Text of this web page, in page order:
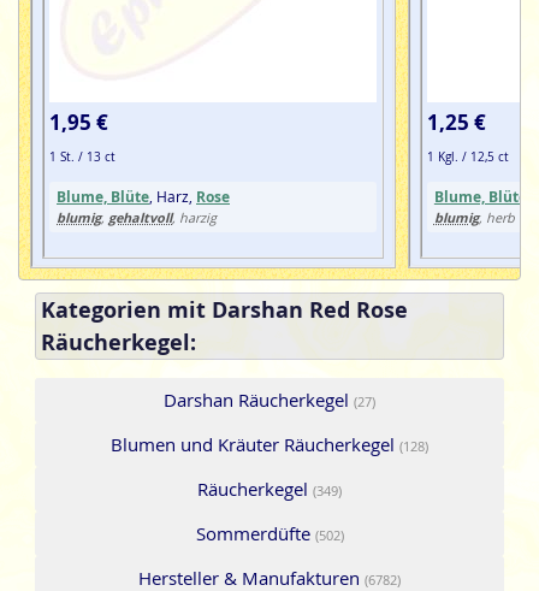
1,95 €
1 St. / 13 ct
Blume, Blüte , Harz, Rose
blumig, gehaltvoll, harzig
1,25 €
1 Kgl. / 12,5 ct
Blume, Blüte
blumig, herb
Kategorien mit Darshan Red Rose
Räucherkegel:
Darshan Räucherkegel (27)
Blumen und Kräuter Räucherkegel (128)
Räucherkegel (349)
Sommerdüfte (502)
Hersteller & Manufakturen (6782)